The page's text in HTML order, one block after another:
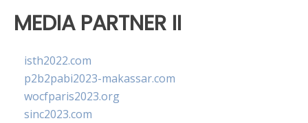
MEDIA PARTNER II
isth2022.com
p2b2pabi2023-makassar.com
wocfparis2023.org
sinc2023.com